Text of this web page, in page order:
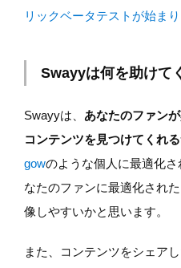
リックベータテストが始ま
Swayyは何を助けて
Swayyは、 あなたのファン
コンテンツを見つけてくれ
gowのような個人に最適化
なたのファンに最適化され
像しやすいかと思います。
また、コンテンツをシェア